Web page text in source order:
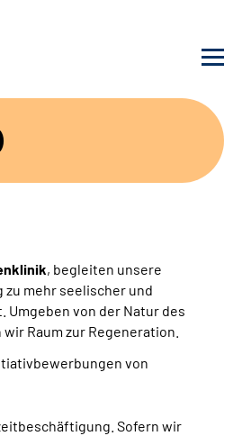
, begleiten unsere
zu mehr seelischer und
Umgeben von der Natur des
Raum zur Regeneration.
von
Sofern wir